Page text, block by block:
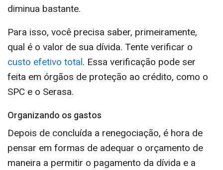
diminua bastante.
Para isso, você precisa saber, primeiramente,
qual é o valor de sua dívida. Tente verificar o
custo efetivo total. Essa verificação pode ser
feita em órgãos de proteção ao crédito, como o
SPC e o Serasa.
Organizando os gastos
Depois de concluída a renegociação, é hora de
pensar em formas de adequar o orçamento de
maneira a permitir o pagamento da dívida e a